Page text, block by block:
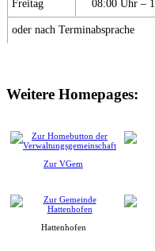
Freitag 08:00 Uhr –
oder nach Terminabsprache
Weitere Homepages:
Zur VGem
Hattenhofen